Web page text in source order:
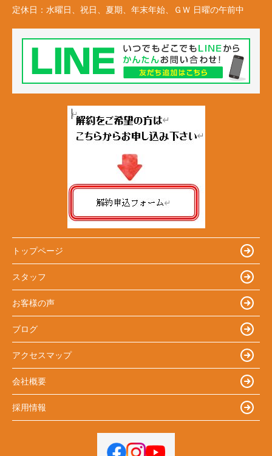
定休日： 水曜日、祝日、夏期、年末年始、ＧＷ 日曜の午前中
トップページ
スタッフ
お客様の声
ブログ
アクセスマップ
会社概要
採用情報